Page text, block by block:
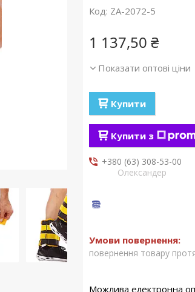
Код: ZA-2072-5
1 137,50 ₴
Показати оптові ціни
Купити
Купити з
+380 (63) 308-53-00
Олександер
повернення товару